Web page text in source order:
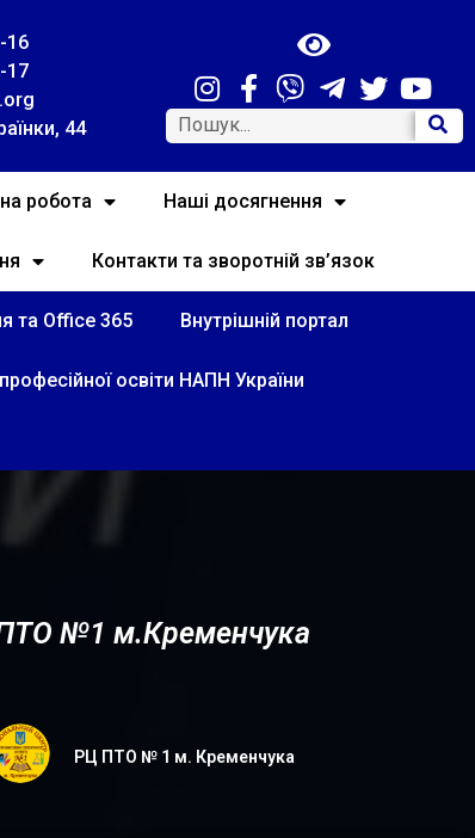
16
17
44
робота Наші досягнення
Контакти та зворотній зв’язок
та Office 365 Внутрішній портал
освіти НАПН України
ПТО №1 м.Кременчука
РЦ ПТО № 1 м. Кременчука